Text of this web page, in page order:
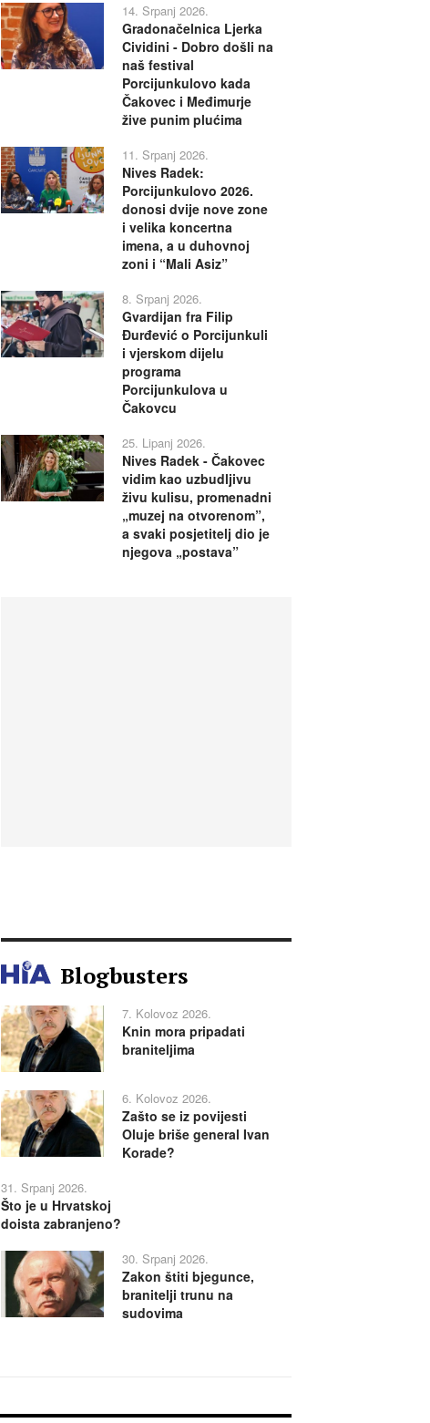
14. Srpanj 2026.
Gradonačelnica Ljerka
Cividini - Dobro došli na
naš festival
Porcijunkulovo kada
Čakovec i Međimurje
žive punim plućima
11. Srpanj 2026.
Nives Radek:
Porcijunkulovo 2026.
donosi dvije nove zone
i velika koncertna
imena, a u duhovnoj
zoni i “Mali Asiz”
8. Srpanj 2026.
Gvardijan fra Filip
Đurđević o Porcijunkuli
i vjerskom dijelu
programa
Porcijunkulova u
Čakovcu
25. Lipanj 2026.
Nives Radek - Čakovec
vidim kao uzbudljivu
živu kulisu, promenadni
„muzej na otvorenom”,
a svaki posjetitelj dio je
njegova „postava”
Blogbusters
7. Kolovoz 2026.
Knin mora pripadati
braniteljima
6. Kolovoz 2026.
Zašto se iz povijesti
Oluje briše general Ivan
Korade?
31. Srpanj 2026.
Što je u Hrvatskoj
doista zabranjeno?
30. Srpanj 2026.
Zakon štiti bjegunce,
branitelji trunu na
sudovima